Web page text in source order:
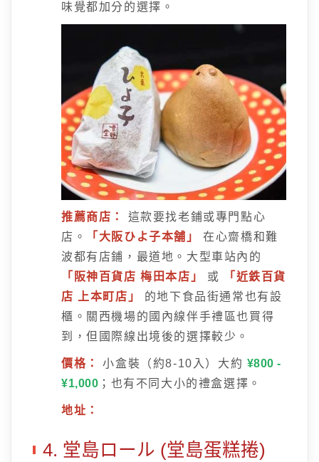
味覺都加分的選擇。
推薦商店：
這款要找老鋪或專門點心
店。
「大阪ひよ子本舗」
在心齋橋和難
波都有店鋪，最道地。大型車站內的
「阪神百貨店 梅田本店」
或
「近鉄百貨
店 上本町店」
的地下食品街通常也有設
櫃。關西機場的國內線伴手禮區也買得
到，但國際線出境後的選擇較少。
價格： 小盒裝（約8-10入）大約 ¥800 -
¥1,000 ；也有不同大小的禮盒選擇。
地址：
4. 堂島ロール (堂島蛋糕捲)